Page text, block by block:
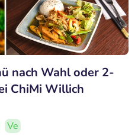
nach Wahl oder 2-
ChiMi Willich
Ve